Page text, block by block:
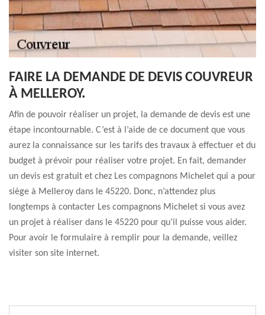
FAIRE LA DEMANDE DE DEVIS COUVREUR
À MELLEROY.
Afin de pouvoir réaliser un projet, la demande de devis est une
étape incontournable. C’est à l’aide de ce document que vous
aurez la connaissance sur les tarifs des travaux à effectuer et du
budget à prévoir pour réaliser votre projet. En fait, demander
un devis est gratuit et chez Les compagnons Michelet qui a pour
siège à Melleroy dans le 45220. Donc, n’attendez plus
longtemps à contacter Les compagnons Michelet si vous avez
un projet à réaliser dans le 45220 pour qu’il puisse vous aider.
Pour avoir le formulaire à remplir pour la demande, veillez
visiter son site internet.